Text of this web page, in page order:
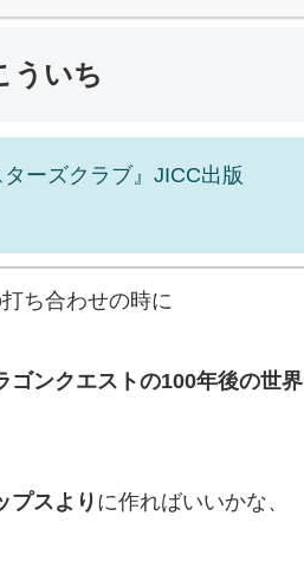
ういち
ーズクラブ』JICC出版
ち合わせの時に
ゴンクエストの100年後の世界
プスよりに作ればいいかな、